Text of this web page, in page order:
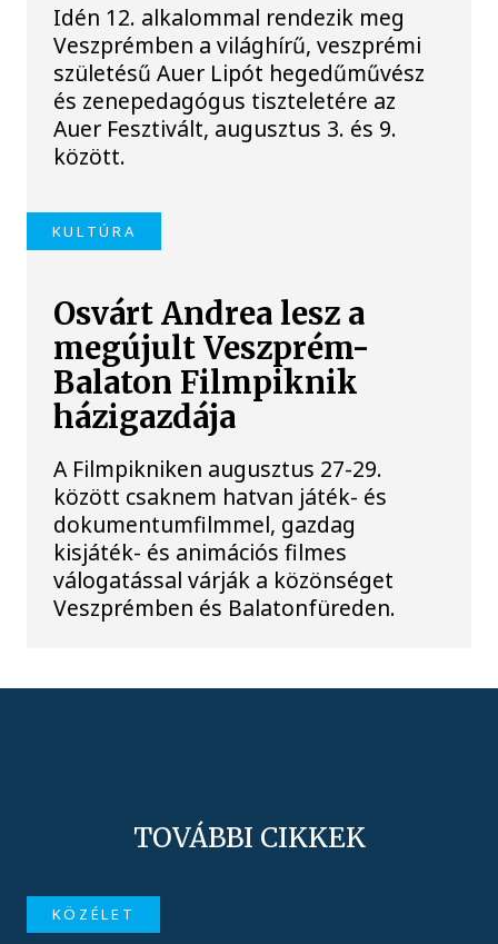
Idén 12. alkalommal rendezik meg
Veszprémben a világhírű, veszprémi
születésű Auer Lipót hegedűművész
és zenepedagógus tiszteletére az
Auer Fesztivált, augusztus 3. és 9.
között.
KULTÚRA
Osvárt Andrea lesz a
megújult Veszprém-
Balaton Filmpiknik
házigazdája
A Filmpikniken augusztus 27-29.
között csaknem hatvan játék- és
dokumentumfilmmel, gazdag
kisjáték- és animációs filmes
válogatással várják a közönséget
Veszprémben és Balatonfüreden.
TOVÁBBI CIKKEK
KÖZÉLET